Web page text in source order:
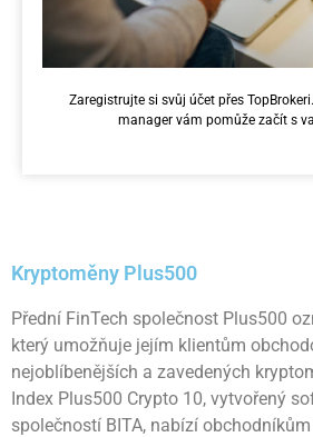
Zaregistrujte si svůj účet přes
manager vám pomůže začít s
Kryptoměny Plus500
Přední FinTech společnost Plus500
který umožňuje jejím klientům
nejoblíbenějších a zavedených
Index Plus500 Crypto 10, vytvořený
společností BITA, nabízí